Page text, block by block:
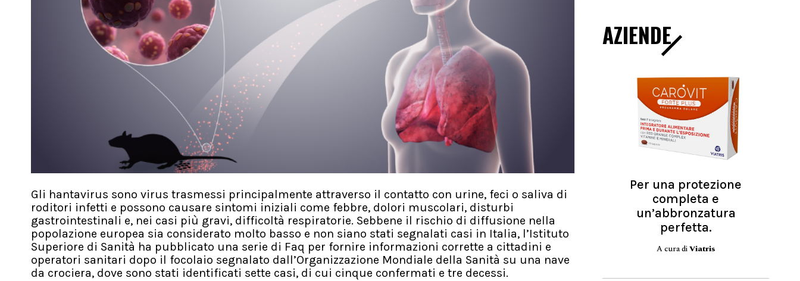
Gli hantavirus sono virus trasmessi principalmente attraverso il contatto con urine, feci o saliva di
roditori infetti e possono causare sintomi iniziali come febbre, dolori muscolari, disturbi
gastrointestinali e, nei casi più gravi, difficoltà respiratorie. Sebbene il rischio di diffusione nella
popolazione europea sia considerato molto basso e non siano stati segnalati casi in Italia, l’Istituto
Superiore di Sanità ha pubblicato una serie di Faq per fornire informazioni corrette a cittadini e
operatori sanitari dopo il focolaio segnalato dall’Organizzazione Mondiale della Sanità su una nave
da crociera, dove sono stati identificati sette casi, di cui cinque confermati e tre decessi.
AZIENDE
Per una protezione
completa e
un’abbronzatura
perfetta.
A cura diViatris